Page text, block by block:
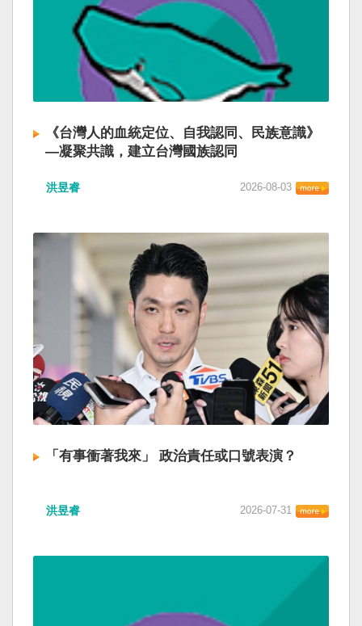
《台灣人的血統定位、自我認同、民族意識》
—凝聚共識，建立台灣國族認同
洪昱睿 2026-08-03
「有事衝著我來」 政治責任或口號表演？
洪昱睿 2026-07-31